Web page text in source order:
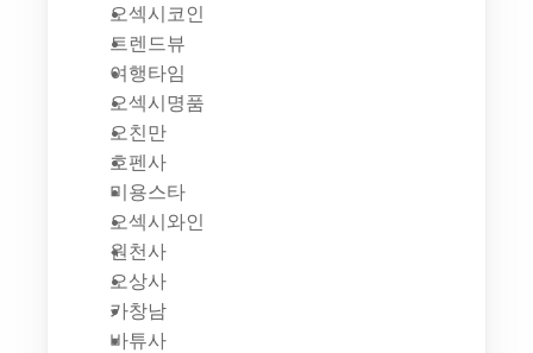
오섹시코인
트렌드뷰
여행타임
오섹시명품
오친만
호펜사
미용스타
오섹시와인
원천사
오상사
카창남
바튜사